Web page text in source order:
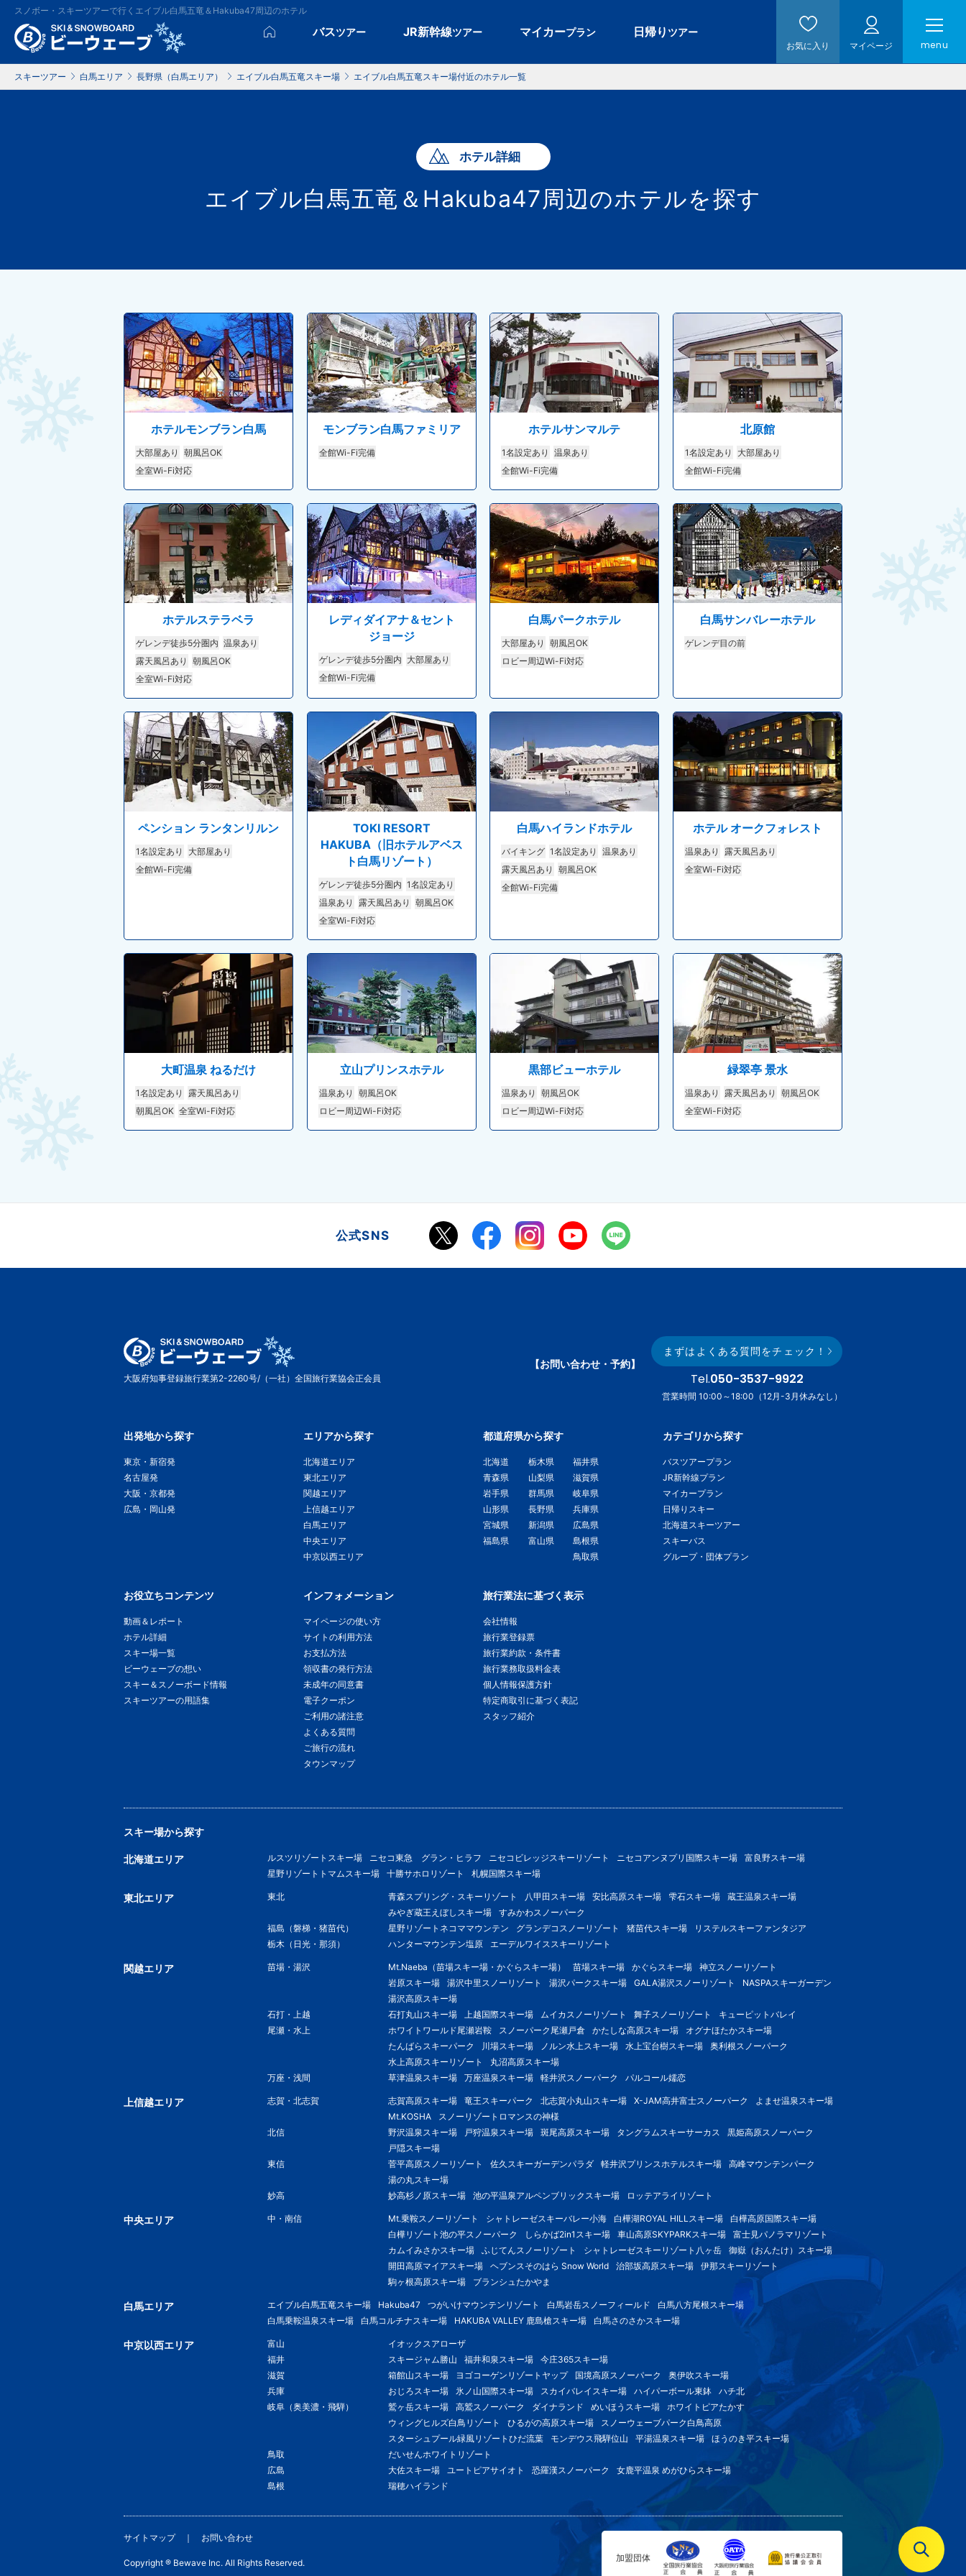
スノボー・スキーツアーで行くエイブル白馬五竜＆Hakuba47周辺のホテル
バスツアー JR新幹線ツアー マイカープラン 日帰り ツアー
お気に入り マイページ menu
スキーツアー 白馬エリア 長野県（白馬エリア） エイブル白馬五竜スキー場 エイブル白馬五竜スキー場付近のホテル一覧
ホテル詳細
エイブル白馬五竜＆Hakuba47周辺のホテルを探す
ホテルモンブラン白馬
大部屋あり
朝風呂OK
全室Wi-Fi対応
モンブラン白馬ファミリア
全館Wi-Fi完備
ホテルサンマルテ
1名設定あり
温泉あり
全館Wi-Fi完備
北原館
1名設定あり
大部屋あり
全館Wi-Fi完備
ホテルステラベラ
ゲレンデ徒歩5分圏内 温泉あり
露天風呂あり
朝風呂OK
全室Wi-Fi対応
レディダイアナ＆セント
ジョージ
ゲレンデ徒歩5分圏内 大部屋あり
全館Wi-Fi完備
白馬パークホテル
大部屋あり
朝風呂OK
ロビー周辺Wi-Fi対応
白馬サンバレーホテル
ゲレンデ目の前
ペンション ランタンリルン
1名設定あり
大部屋あり
全館Wi-Fi完備
TOKI RESORT
HAKUBA（旧ホテルアベス
ト白馬リゾート）
ゲレンデ徒歩5分圏内 1名設定あり
温泉あり
露天風呂あり
朝風呂OK
全室Wi-Fi対応
白馬ハイランドホテル
バイキング 1名設定あり
温泉あり
露天風呂あり
朝風呂OK
全館Wi-Fi完備
ホテル オークフォレスト
温泉あり
露天風呂あり
全室Wi-Fi対応
大町温泉 ねるだけ
1名設定あり
露天風呂あり
朝風呂OK 全室Wi-Fi対応
立山プリンスホテル
温泉あり
朝風呂OK
ロビー周辺Wi-Fi対応
黒部ビューホテル
温泉あり
朝風呂OK
ロビー周辺Wi-Fi対応
緑翠亭 景水
温泉あり 露天風呂あり
朝風呂OK
全室Wi-Fi対応
公式SNS
大阪府知事登録旅行業第2-2260号/（一社）全国旅行業協会正会員
【お問い合わせ・予約】
まずはよくある質問をチェック！
Tel.050-3537-9922
営業時間 10:00～18:00（12月-3月休みなし）
出発地から探す
東京・新宿発
名古屋発
大阪・京都発
広島・岡山発
エリアから探す
北海道エリア
東北エリア
関越エリア
上信越エリア
白馬エリア
中央エリア
中京以西エリア
都道府県から探す
北海道
青森県
岩手県
山形県
宮城県
福島県
栃木県
山梨県
群馬県
長野県
新潟県
富山県
福井県
滋賀県
岐阜県
兵庫県
広島県
島根県
鳥取県
カテゴリから探す
バスツアープラン
JR新幹線プラン
マイカープラン
日帰りスキー
北海道スキーツアー
スキーバス
グループ・団体プラン
お役立ちコンテンツ
動画＆レポート
ホテル詳細
スキー場一覧
ビーウェーブの想い
スキー＆スノーボード情報
スキーツアーの用語集
インフォメーション
マイページの使い方
サイトの利用方法
お支払方法
領収書の発行方法
未成年の同意書
電子クーポン
ご利用の諸注意
よくある質問
ご旅行の流れ
タウンマップ
旅行業法に基づく表示
会社情報
旅行業登録票
旅行業約款・条件書
旅行業務取扱料金表
個人情報保護方針
特定商取引に基づく表記
スタッフ紹介
スキー場から探す
北海道エリア ルスツリゾートスキー場 ニセコ東急 グラン・ヒラフ ニセコビレッジスキーリゾート ニセコアンヌプリ国際スキー場
富良野スキー場
星野リゾートトマムスキー場
十勝サホロリゾート 札幌国際スキー場
東北エリア 東北 青森スプリング・スキーリゾート 八甲田スキー場 安比高原スキー場 雫石スキー場
蔵王温泉スキー場
みやぎ蔵王えぼしスキー場
すみかわスノーパーク
福島（磐梯・猪苗代）
星野リゾートネコママウンテン グランデコスノーリゾート 猪苗代スキー場
リステルスキーファンタジア
栃木（日光・那須）
ハンターマウンテン塩原 エーデルワイススキーリゾート
関越エリア 苗場・湯沢 Mt.Naeba（苗場スキー場・かぐらスキー場） 苗場スキー場 かぐらスキー場
神立スノーリゾート
岩原スキー場
湯沢中里スノーリゾート 湯沢パークスキー場 GALA湯沢スノーリゾート
NASPAスキーガーデン
湯沢高原スキー場
石打・上越
石打丸山スキー場 上越国際スキー場 ムイカスノーリゾート 舞子スノーリゾート
キューピットバレイ
尾瀬・水上
ホワイトワールド尾瀬岩鞍 スノーパーク尾瀬戸倉 かたしな高原スキー場
オグナほたかスキー場
たんばらスキーパーク
川場スキー場 ノルン水上スキー場 水上宝台樹スキー場
奥利根スノーパーク
水上高原スキーリゾート
丸沼高原スキー場
万座・浅間
草津温泉スキー場 万座温泉スキー場 軽井沢スノーパーク パルコール嬬恋
上信越エリア 志賀・北志賀 志賀高原スキー場 竜王スキーパーク 北志賀小丸山スキー場 X-JAM高井富士スノーパーク
よませ温泉スキー場
Mt.KOSHA
スノーリゾートロマンスの神様
北信
野沢温泉スキー場 戸狩温泉スキー場 斑尾高原スキー場 タングラムスキーサーカス
黒姫高原スノーパーク
戸隠スキー場
東信
菅平高原スノーリゾート 佐久スキーガーデンパラダ 軽井沢プリンスホテルスキー場
高峰マウンテンパーク
湯の丸スキー場
妙高
妙高杉ノ原スキー場 池の平温泉アルペンブリックスキー場 ロッテアライリゾート
中央エリア 中・南信 Mt.乗鞍スノーリゾート シャトレーゼスキーバレー小海 白樺湖ROYAL HILLスキー場
白樺高原国際スキー場
白樺リゾート池の平スノーパーク
しらかば2in1スキー場 車山高原SKYPARKスキー場
富士見パノラマリゾート
カムイみさかスキー場
ふじてんスノーリゾート シャトレーゼスキーリゾート八ヶ岳
御嶽（おんたけ）スキー場
開田高原マイアスキー場
ヘブンスそのはら Snow World 治部坂高原スキー場
伊那スキーリゾート
駒ヶ根高原スキー場
ブランシュたかやま
白馬エリア エイブル白馬五竜スキー場 Hakuba47 つがいけマウンテンリゾート 白馬岩岳スノーフィールド
白馬八方尾根スキー場
白馬乗鞍温泉スキー場
白馬コルチナスキー場 HAKUBA VALLEY 鹿島槍スキー場 白馬さのさかスキー場
中京以西エリア 富山
イオックスアローザ
福井
スキージャム勝山 福井和泉スキー場
今庄365スキー場
滋賀
箱館山スキー場 ヨゴコーゲンリゾートヤップ 国境高原スノーパーク
奥伊吹スキー場
兵庫
おじろスキー場 氷ノ山国際スキー場 スカイバレイスキー場 ハイパーボール東鉢
ハチ北
岐阜（奥美濃・飛騨）
鷲ヶ岳スキー場 高鷲スノーパーク ダイナランド めいほうスキー場
ホワイトピアたかす
ウィングヒルズ白鳥リゾート
ひるがの高原スキー場
スノーウェーブパーク白鳥高原
スターシュプール緑風リゾートひだ流葉
モンデウス飛騨位山 平湯温泉スキー場
ほうのき平スキー場
鳥取
だいせんホワイトリゾート
広島
大佐スキー場 ユートピアサイオト 恐羅漢スノーパーク
女鹿平温泉 めがひらスキー場
島根
瑞穂ハイランド
サイトマップ
お問い合わせ
加盟団体
Copyright ® Bewave Inc. All Rights Reserved.